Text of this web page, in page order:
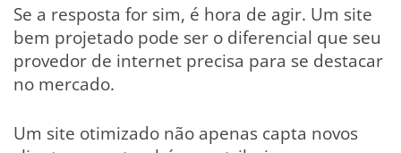
Se a resposta for sim, é hora de agir. Um site
bem projetado pode ser o diferencial que seu
provedor de internet precisa para se destacar
no mercado.
Um site otimizado não apenas capta novos